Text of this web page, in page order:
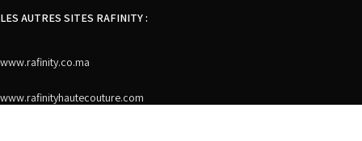
LES AUTRES SITES RAFINITY :
www.rafinity.co.ma
www.rafinityhautecouture.com